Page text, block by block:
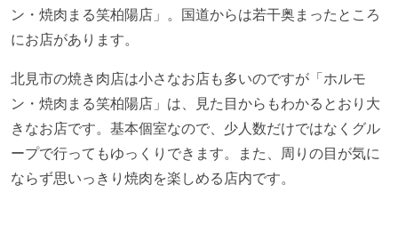
ン・焼肉まる笑柏陽店」。国道からは若干奥まったところ
にお店があります。
北見市の焼き肉店は小さなお店も多いのですが「ホルモ
ン・焼肉まる笑柏陽店」は、見た目からもわかるとおり大
きなお店です。基本個室なので、少人数だけではなくグル
ープで行ってもゆっくりできます。また、周りの目が気に
ならず思いっきり焼肉を楽しめる店内です。